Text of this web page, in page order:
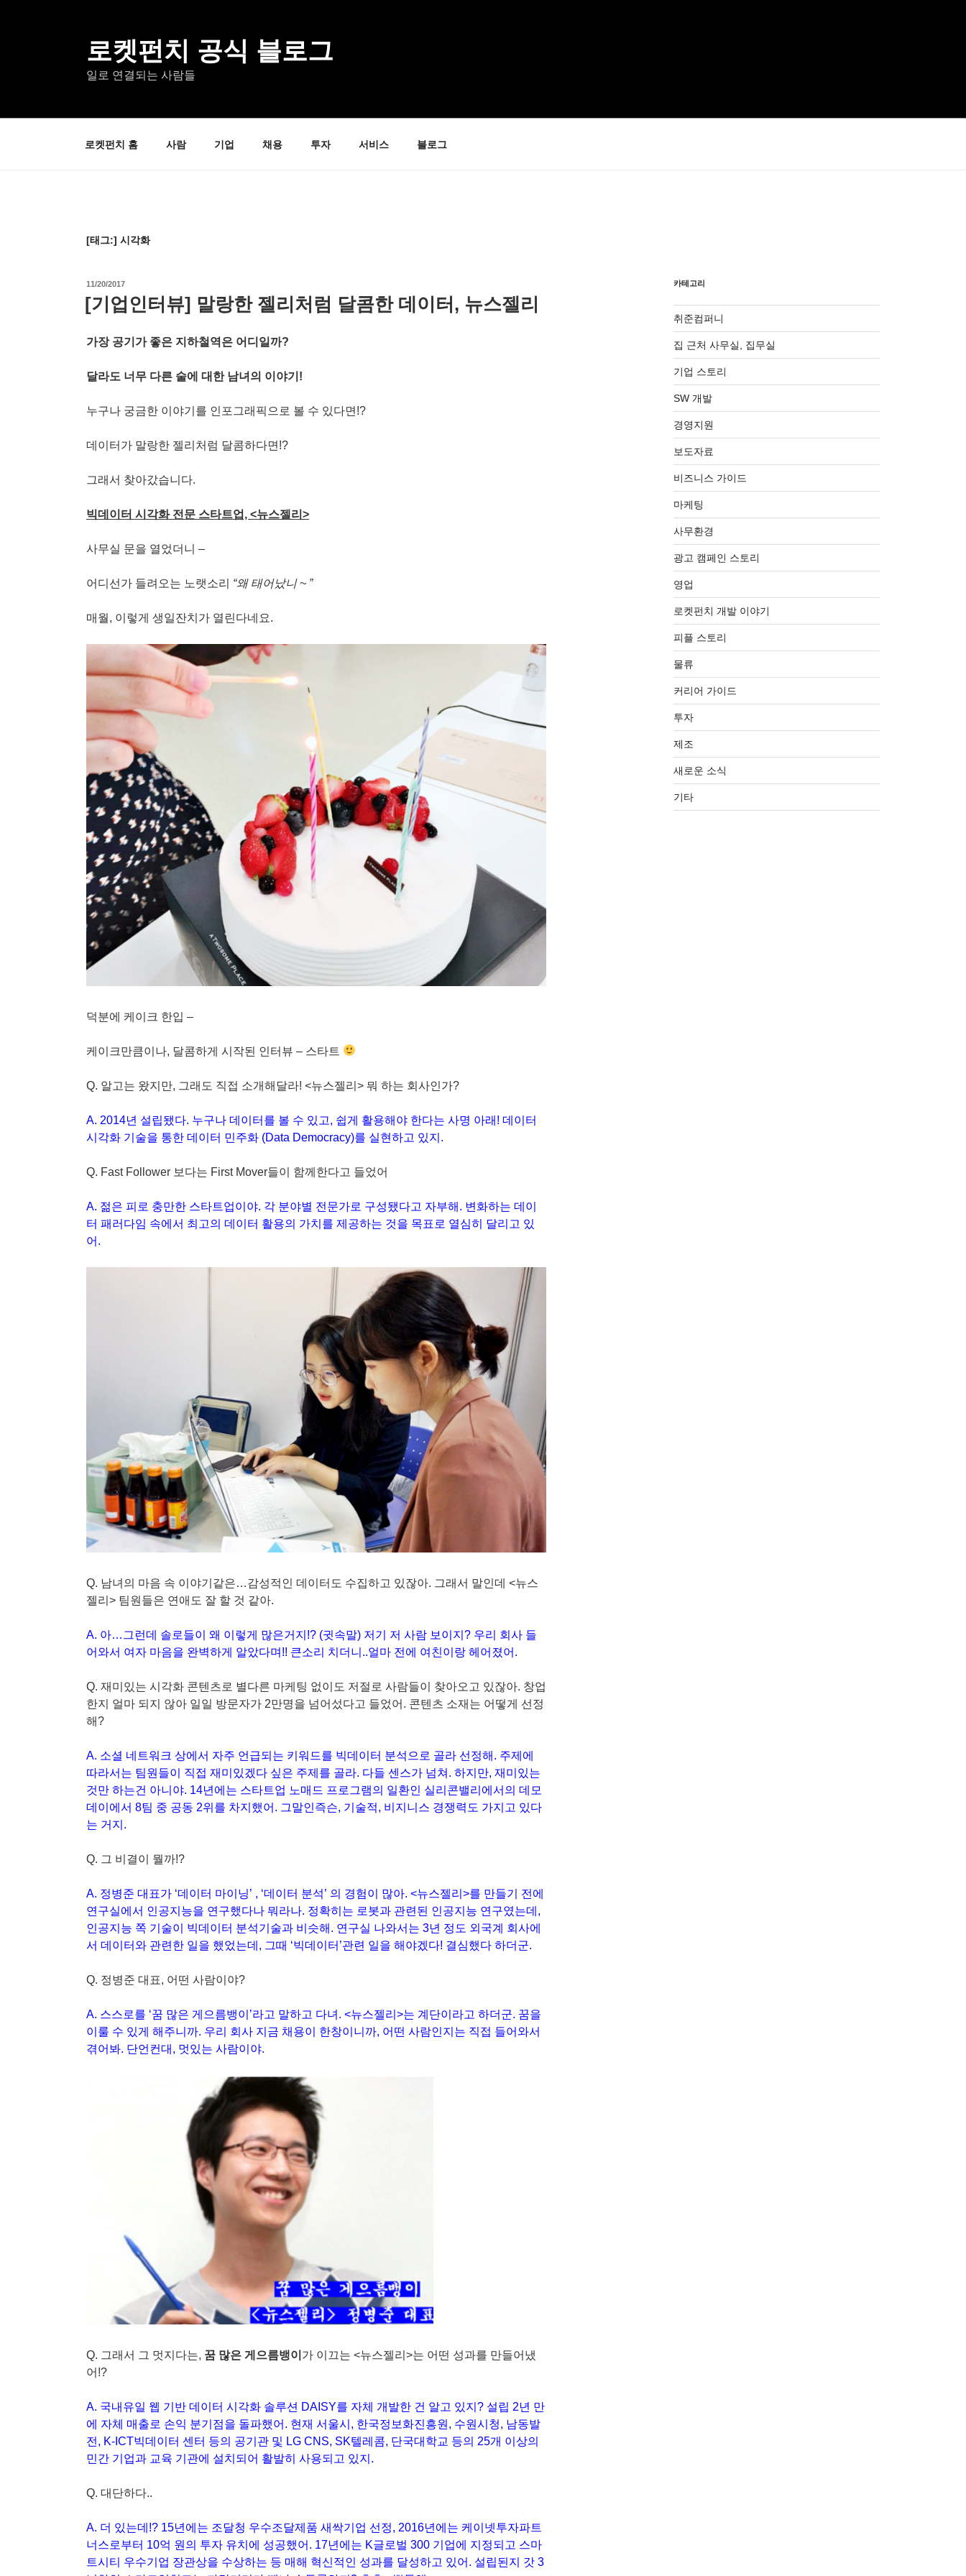
로켓펀치 공식 블로그
일로 연결되는 사람들
로켓펀치 홈 사람 기업 채용 투자 서비스 블로그
[태그:] 시각화
작
일
11/20/2017
[기업인터뷰] 말랑한 젤리처럼 달콤한 데이터, 뉴스젤리
가장 공기가 좋은 지하철역은 어디일까?
달라도 너무 다른 술에 대한 남녀의 이야기!
누구나 궁금한 이야기를 인포그래픽으로 볼 수 있다면!?
데이터가 말랑한 젤리처럼 달콤하다면!?
그래서 찾아갔습니다.
빅데이터 시각화 전문 스타트업, <뉴스젤리>
사무실 문을 열었더니 –
어디선가 들려오는 노랫소리 “왜 태어났니 ~ ”
매월, 이렇게 생일잔치가 열린다네요.
덕분에 케이크 한입 –
케이크만큼이나, 달콤하게 시작된 인터뷰 – 스타트
Q. 알고는 왔지만, 그래도 직접 소개해달라! <뉴스젤리> 뭐 하는 회사인가?
A. 2014년 설립됐다. 누구나 데이터를 볼 수 있고, 쉽게 활용해야 한다는 사명 아래! 데이터
시각화 기술을 통한 데이터 민주화 (Data Democracy)를 실현하고 있지.
Q. Fast Follower 보다는 First Mover들이 함께한다고 들었어
A. 젊은 피로 충만한 스타트업이야. 각 분야별 전문가로 구성됐다고 자부해. 변화하는 데이
터 패러다임 속에서 최고의 데이터 활용의 가치를 제공하는 것을 목표로 열심히 달리고 있
어.
Q. 남녀의 마음 속 이야기같은…감성적인 데이터도 수집하고 있잖아. 그래서 말인데 <뉴스
젤리> 팀원들은 연애도 잘 할 것 같아.
A. 아…그런데 솔로들이 왜 이렇게 많은거지!? (귓속말) 저기 저 사람 보이지? 우리 회사 들
어와서 여자 마음을 완벽하게 알았다며!! 큰소리 치더니..얼마 전에 여친이랑 헤어졌어.
Q. 재미있는 시각화 콘텐츠로 별다른 마케팅 없이도 저절로 사람들이 찾아오고 있잖아. 창업
한지 얼마 되지 않아 일일 방문자가 2만명을 넘어섰다고 들었어. 콘텐츠 소재는 어떻게 선정
해?
A. 소셜 네트워크 상에서 자주 언급되는 키워드를 빅데이터 분석으로 골라 선정해. 주제에
따라서는 팀원들이 직접 재미있겠다 싶은 주제를 골라. 다들 센스가 넘쳐. 하지만, 재미있는
것만 하는건 아니야. 14년에는 스타트업 노매드 프로그램의 일환인 실리콘밸리에서의 데모
데이에서 8팀 중 공동 2위를 차지했어. 그말인즉슨, 기술적, 비지니스 경쟁력도 가지고 있다
는 거지.
Q. 그 비결이 뭘까!?
A. 정병준 대표가 ‘데이터 마이닝’ , ‘데이터 분석’ 의 경험이 많아. <뉴스젤리>를 만들기 전에
연구실에서 인공지능을 연구했다나 뭐라나. 정확히는 로봇과 관련된 인공지능 연구였는데,
인공지능 쪽 기술이 빅데이터 분석기술과 비슷해. 연구실 나와서는 3년 정도 외국계 회사에
서 데이터와 관련한 일을 했었는데, 그때 ‘빅데이터’관련 일을 해야겠다! 결심했다 하더군.
Q. 정병준 대표, 어떤 사람이야?
A. 스스로를 ‘꿈 많은 게으름뱅이’라고 말하고 다녀. <뉴스젤리>는 계단이라고 하더군. 꿈을
이룰 수 있게 해주니까. 우리 회사 지금 채용이 한창이니까, 어떤 사람인지는 직접 들어와서
겪어봐. 단언컨대, 멋있는 사람이야.
Q. 그래서 그 멋지다는, 꿈 많은 게으름뱅이 가 이끄는 <뉴스젤리>는 어떤 성과를 만들어냈
어!?
A. 국내유일 웹 기반 데이터 시각화 솔루션 DAISY를 자체 개발한 건 알고 있지? 설립 2년 만
에 자체 매출로 손익 분기점을 돌파했어. 현재 서울시, 한국정보화진흥원, 수원시청, 남동발
전, K-ICT빅데이터 센터 등의 공기관 및 LG CNS, SK텔레콤, 단국대학교 등의 25개 이상의
민간 기업과 교육 기관에 설치되어 활발히 사용되고 있지.
Q. 대단하다..
A. 더 있는데!? 15년에는 조달청 우수조달제품 새싹기업 선정, 2016년에는 케이넷투자파트
너스로부터 10억 원의 투자 유치에 성공했어. 17년에는 K글로벌 300 기업에 지정되고 스마
트시티 우수기업 장관상을 수상하는 등 매해 혁신적인 성과를 달성하고 있어. 설립된지 갓 3
카테고리
취준컴퍼니
집 근처 사무실, 집무실
기업 스토리
SW 개발
경영지원
보도자료
비즈니스 가이드
마케팅
사무환경
광고 캠페인 스토리
영업
로켓펀치 개발 이야기
피플 스토리
물류
커리어 가이드
투자
제조
새로운 소식
기타